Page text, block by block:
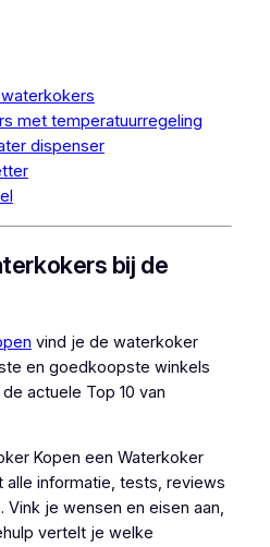
met temperatuurregeling
dispenser
bij de
vind je de waterkoker
en goedkoopste winkels
actuele Top 10 van
Kopen een Waterkoker
alle informatie, tests, reviews
Vink je wensen en eisen aan,
vertelt je welke